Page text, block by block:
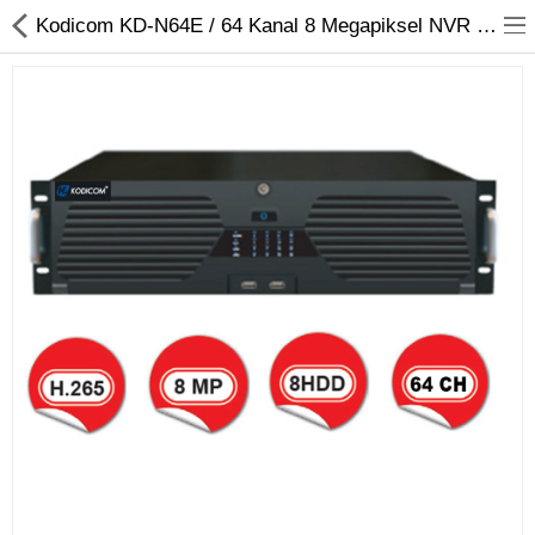
Kameralar
Kayıt Cihazları
Hırsız Alarm Sistemleri
Yangın Alarm Sistemleri
Kodicom KD-N64E / 64 Kanal 8 Megapiksel NVR Kayıt Cihazı